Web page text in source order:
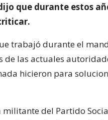
que durante estos
trabajó durante el
de las actuales
hicieron para
militante del Partido